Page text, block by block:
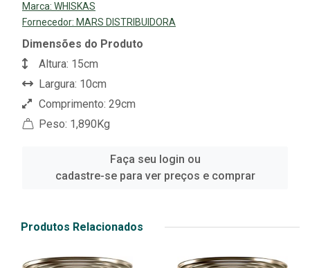
Marca: WHISKAS
Fornecedor: MARS DISTRIBUIDORA
Dimensões do Produto
Altura: 15cm
Largura: 10cm
Comprimento: 29cm
Peso: 1,890Kg
Faça seu login ou
cadastre-se para ver preços e comprar
Produtos Relacionados